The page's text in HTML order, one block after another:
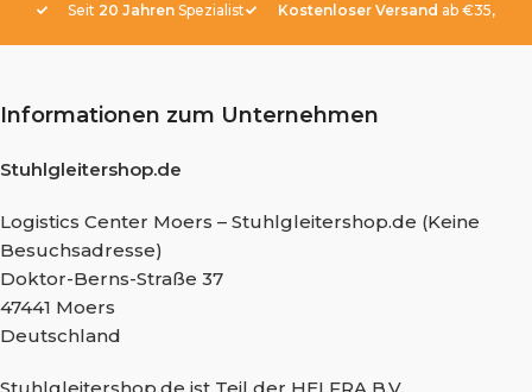
Seit 20 Jahren Spezialist Kostenloser Versand ab €35,-
Informationen zum Unternehmen
Stuhlgleitershop.de
Logistics Center Moers – Stuhlgleitershop.de (Keine
Besuchsadresse)
Doktor-Berns-Straße 37
47441 Moers
Deutschland
Stuhlgleitershop.de ist Teil der HELFRA B.V.